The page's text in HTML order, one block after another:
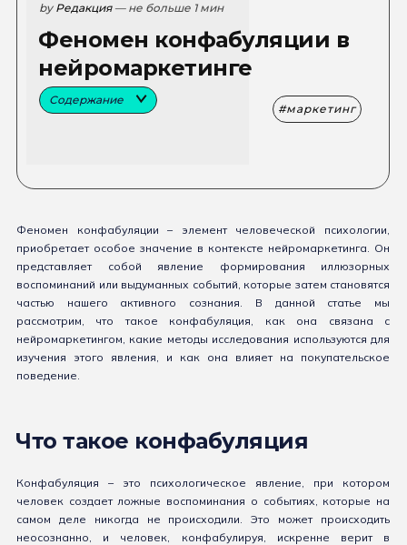
by Редакция — не больше 1 мин
Феномен конфабуляции в
нейромаркетинге
Содержание
маркетинг
Феномен конфабуляции – элемент человеческой психологии,
приобретает особое значение в контексте нейромаркетинга. Он
представляет собой явление формирования иллюзорных
воспоминаний или выдуманных событий, которые затем становятся
частью нашего активного сознания. В данной статье мы
рассмотрим, что такое конфабуляция, как она связана с
нейромаркетингом, какие методы исследования используются для
изучения этого явления, и как она влияет на покупательское
поведение.
Что такое конфабуляция
Конфабуляция – это психологическое явление, при котором
человек создает ложные воспоминания о событиях, которые на
самом деле никогда не происходили. Это может происходить
неосознанно, и человек, конфабулируя, искренне верит в